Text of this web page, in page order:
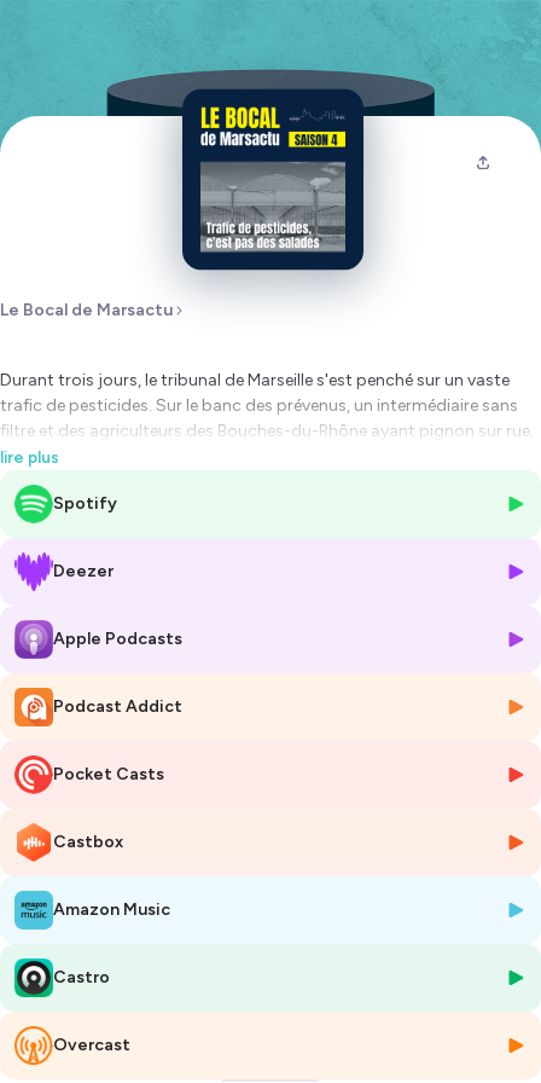
Le Bocal de Marsactu
Durant trois jours, le tribunal de Marseille s'est penché sur un vaste
trafic de pesticides. Sur le banc des prévenus, un intermédiaire sans
filtre et des agriculteurs des Bouches-du-Rhône ayant pignon sur rue,
dont les salades, tomates ou encore melons sont distribués dans des
grandes surfaces. Les enquêteurs ont pourtant retrouvé dans leurs
exploitations des centaines de litres de produits en provenance
Europe. Dans ce nouvel épisode du Bocal de Marsactu, Violette
Artaud, qui a suivi ce procès, revient au micro de Clara Martot Bacry
cause, de la prison ferme.
S'abonner à la newsletter du Bocal
Faire un don à Marsactu
Habillage sonore :
Visuel : Check Ça !
Hébergé par Ausha. Visitez
pour plus d'informations.
lire plus
Spotify
Deezer
Apple Podcasts
Podcast Addict
Pocket Casts
Castbox
Amazon Music
Castro
Overcast